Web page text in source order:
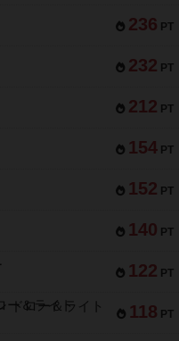
236 PT
232 PT
212 PT
154 PT
152 PT
140 PT
122 PT
118 PT
ドロー＆ライト